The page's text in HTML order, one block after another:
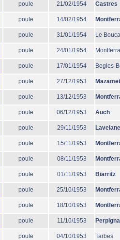
poule 21/02/1954 Castres
poule 14/02/1954
poule 31/01/1954 Le
poule 24/01/1954
poule 17/01/1954 Begles-
poule 27/12/1953 Mazamet
poule 13/12/1953
poule 06/12/1953 Auch
poule 29/11/1953
poule 15/11/1953
poule 08/11/1953
poule 01/11/1953 Biarritz
poule 25/10/1953
poule 18/10/1953
poule 11/10/1953
poule 04/10/1953 Tarbes